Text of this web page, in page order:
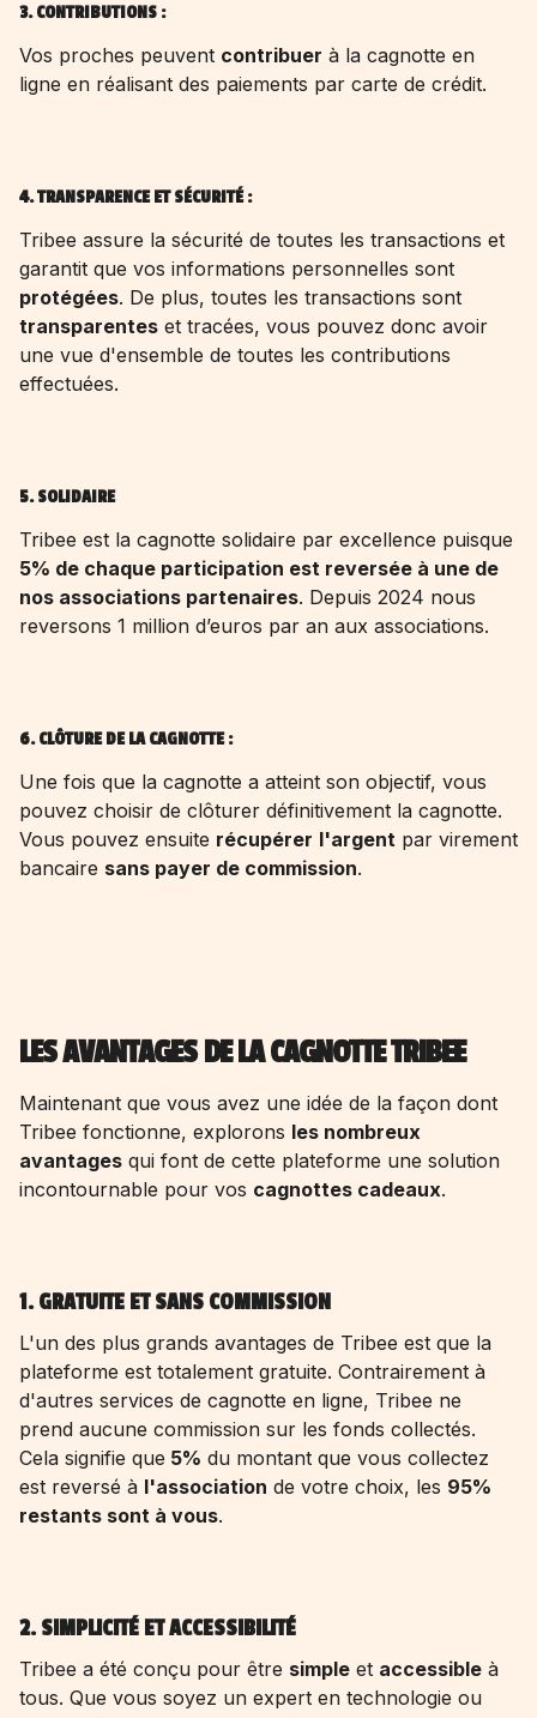
3. CONTRIBUTIONS :
Vos proches peuvent contribuer à la cagnotte en
ligne en réalisant des paiements par carte de crédit.
4. TRANSPARENCE ET SÉCURITÉ :
Tribee assure la sécurité de toutes les transactions et
garantit que vos informations personnelles sont
protégées. De plus, toutes les transactions sont
transparentes et tracées, vous pouvez donc avoir
une vue d'ensemble de toutes les contributions
effectuées.
5. SOLIDAIRE
Tribee est la cagnotte solidaire par excellence puisque
5% de chaque participation est reversée à une de
nos associations partenaires. Depuis 2024 nous
reversons 1 million d’euros par an aux associations.
6. CLÔTURE DE LA CAGNOTTE :
Une fois que la cagnotte a atteint son objectif, vous
pouvez choisir de clôturer définitivement la cagnotte.
Vous pouvez ensuite récupérer l'argent par virement
bancaire sans payer de commission.
LES AVANTAGES DE LA CAGNOTTE TRIBEE
Maintenant que vous avez une idée de la façon dont
Tribee fonctionne, explorons les nombreux
avantages qui font de cette plateforme une solution
incontournable pour vos cagnottes cadeaux.
1. GRATUITE ET SANS COMMISSION
L'un des plus grands avantages de Tribee est que la
plateforme est totalement gratuite. Contrairement à
d'autres services de cagnotte en ligne, Tribee ne
prend aucune commission sur les fonds collectés.
Cela signifie que 5% du montant que vous collectez
est reversé à l'association de votre choix, les 95%
restants sont à vous.
2. SIMPLICITÉ ET ACCESSIBILITÉ
Tribee a été conçu pour être simple et accessible à
tous. Que vous soyez un expert en technologie ou